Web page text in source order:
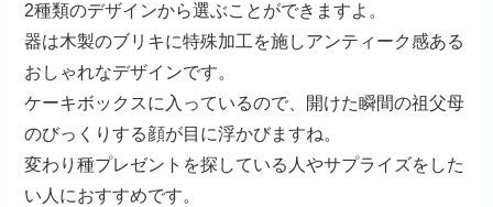
2種類のデザインから選ぶことができますよ。
器は木製のブリキに特殊加工を施しアンティーク感ある
おしゃれなデザインです。
ケーキボックスに入っているので、開けた瞬間の祖父母
のびっくりする顔が目に浮かびますね。
変わり種プレゼントを探している人やサプライズをした
い人におすすめです。